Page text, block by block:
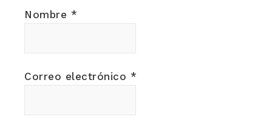
Nombre *
Correo electrónico *